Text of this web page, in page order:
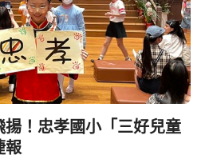
揚！忠孝國小「三好兒童
報